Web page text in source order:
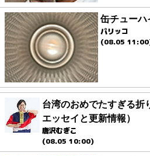
缶チューハ
パリッコ
(08.05
台湾のおめでたすぎる折
エッセイと更新情報）
唐沢むぎこ
(08.05 10:00)